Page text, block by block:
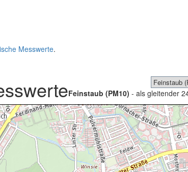
Messwerte.
Feinstaub (PM10) - als gleitender